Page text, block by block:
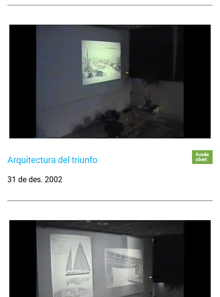
Arquitectura del triunfo
Accés
obert
31 de des. 2002